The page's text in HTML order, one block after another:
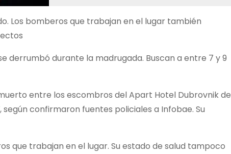
Los bomberos que trabajan en el lugar también
derrumbó durante la madrugada. Buscan a entre 7 y 9
entre los escombros del Apart Hotel Dubrovnik de
confirmaron fuentes policiales a Infobae. Su
que trabajan en el lugar. Su estado de salud tampoco